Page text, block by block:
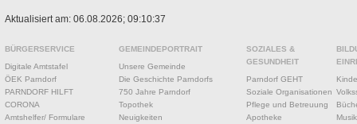
Aktualisiert am: 06.08.2026; 09:10:37
BÜRGERSERVICE
Digitale Amtstafel
ÖEK Parndorf
PARNDORF HILFT
CORONA
Amtshelfer/ Formulare
GEMEINDEPORTRAIT
Unsere Gemeinde
Die Geschichte Parndorfs
750 Jahre Parndorf
Topothek
Neuigkeiten
SOZIALES &
GESUNDHEIT
Parndorf GEHT
Soziale Organisationen
Pflege und Betreuung
Apotheke